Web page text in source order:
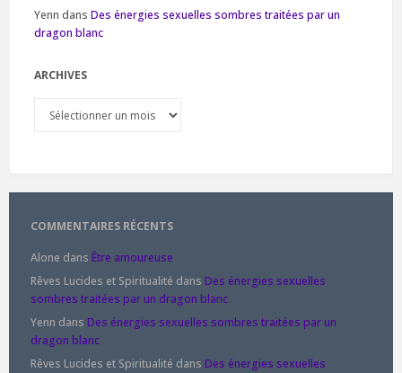
Yenn dans Des énergies sexuelles sombres traitées par un
dragon blanc
ARCHIVES
COMMENTAIRES RÉCENTS
Alone dans Être amoureuse
Rêves Lucides et Spiritualité dans Des énergies sexuelles
sombres traitées par un dragon blanc
Yenn dans Des énergies sexuelles sombres traitées par un
dragon blanc
Rêves Lucides et Spiritualité dans Des énergies sexuelles